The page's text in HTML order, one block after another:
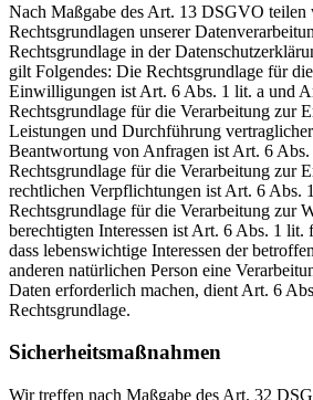
Nach Maßgabe des Art. 13 DSGVO teilen
Rechtsgrundlagen unserer
Rechtsgrundlage in der
gilt Folgendes: Die Rechtsgrundlage für
Einwilligungen ist Art. 6 Abs. 1 lit. a und
Rechtsgrundlage für die Verarbeitung zur
Leistungen und Durchführung
Beantwortung von Anfragen ist Art. 6
Rechtsgrundlage für die Verarbeitung zur
rechtlichen Verpflichtungen ist Art. 6 Abs.
Rechtsgrundlage für die Verarbeitung zur
berechtigten Interessen ist Art. 6 Abs. 1
dass lebenswichtige Interessen der
anderen natürlichen Person eine
Daten erforderlich machen, dient Art. 6
Rechtsgrundlage.
Sicherheitsmaßnahmen
Wir treffen nach Maßgabe des Art. 32